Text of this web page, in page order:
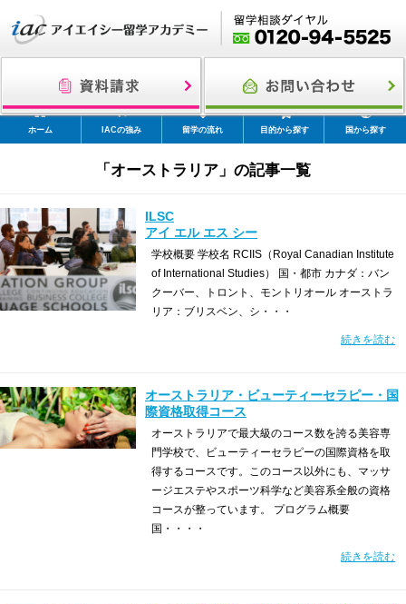
ホーム IACの強み 留学の流れ 目的から探す 国から探す
「オーストラリア」の記事一覧
ILSC
アイ エル エス シー
学校概要 学校名 RCIIS（Royal Canadian Institute
of International Studies） 国・都市 カナダ：バン
クーバー、トロント、モントリオール オーストラ
リア：ブリスベン、シ・・・
続きを読む
オーストラリア・ビューティーセラピー・国
際資格取得コース
オーストラリアで最大級のコース数を誇る美容専
門学校で、ビューティーセラピーの国際資格を取
得するコースです。このコース以外にも、マッサ
ージエステやスポーツ科学など美容系全般の資格
コースが整っています。 プログラム概要
国・・・・
続きを読む